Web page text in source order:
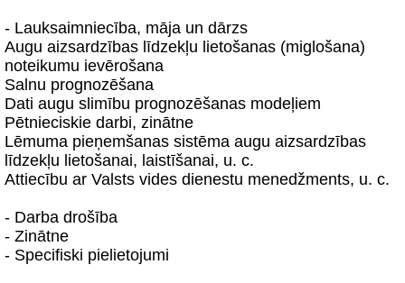
- Lauksaimniecība, māja un dārzs
Augu aizsardzības līdzekļu lietošanas (miglošana)
noteikumu ievērošana
Salnu prognozēšana
Dati augu slimību prognozēšanas modeļiem
Pētnieciskie darbi, zinātne
Lēmuma pieņemšanas sistēma augu aizsardzības
līdzekļu lietošanai, laistīšanai, u. c.
Attiecību ar Valsts vides dienestu menedžments, u. c.
- Darba drošība
- Zinātne
- Specifiski pielietojumi